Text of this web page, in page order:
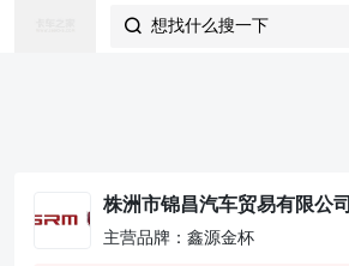
 想找什么搜一下
株洲市锦昌汽车贸易有限公司
主营品牌：鑫源金杯